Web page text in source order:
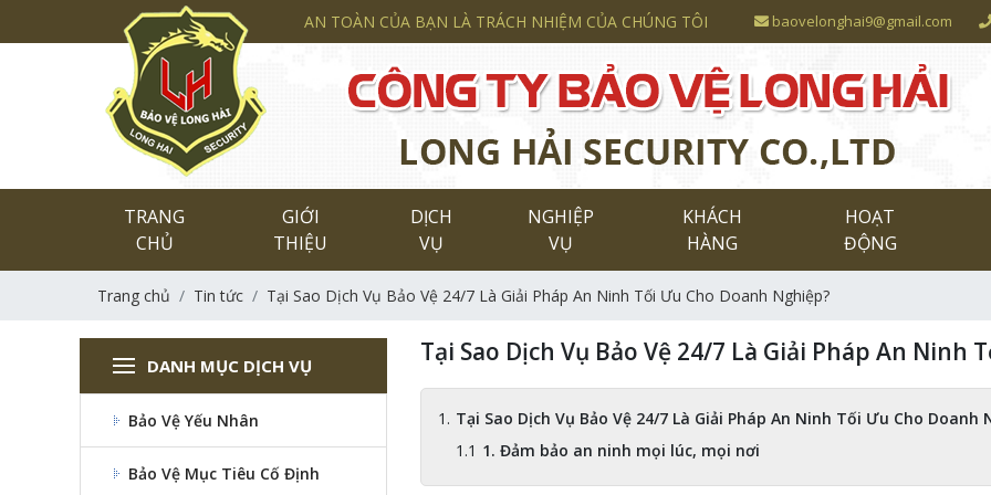
AN TOÀN CỦA BẠN LÀ TRÁCH NHIỆM CỦA CHÚNG TÔI baovelonghai9@gmail.com
TRANG
CHỦ
GIỚI
THIỆU
DỊCH
VỤ
NGHIỆP
VỤ
KHÁCH
HÀNG
HOẠT
ĐỘNG
Trang chủ Tin tức Tại Sao Dịch Vụ Bảo Vệ 24/7 Là Giải Pháp An Ninh Tối Ưu Cho Doanh Nghiệp?
DANH MỤC DỊCH VỤ
Bảo Vệ Yếu Nhân
Bảo Vệ Mục Tiêu Cố Định
Tại Sao Dịch Vụ Bảo Vệ 24/7 Là Giải Pháp An Ninh
Tại Sao Dịch Vụ Bảo Vệ 24/7 Là Giải Pháp An Ninh Tối Ưu Cho Doanh
1. Đảm bảo an ninh mọi lúc, mọi nơi